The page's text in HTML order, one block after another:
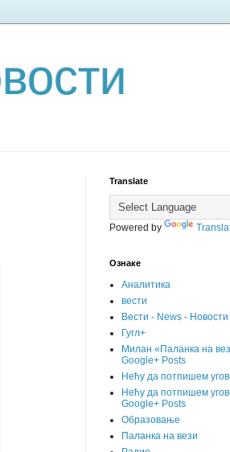
Translate
Powered by
Ознаке
Аналитика
вести
Вести - News - Новости
Гугл+
Милан «Паланка на
Google+ Posts
Нећу да потпишем
Нећу да потпишем
Google+ Posts
Образовање
Паланка на вези